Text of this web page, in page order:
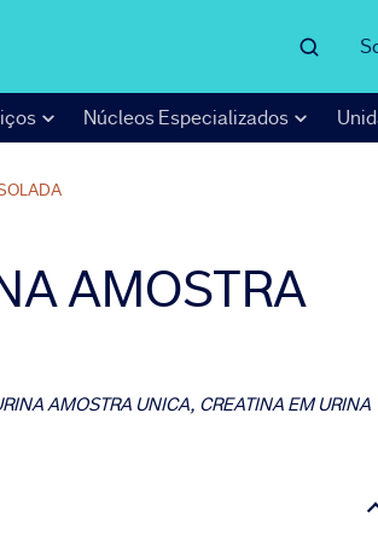
Núcleos Especializados
AMOSTRA
AMOSTRA UNICA, CREATINA EM URINA